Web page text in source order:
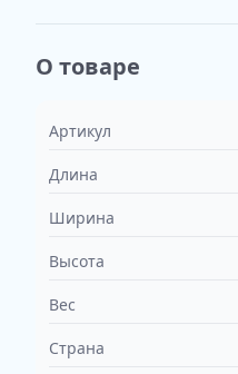
О товаре
Артикул
Длина
Ширина
Высота
Вес
Страна